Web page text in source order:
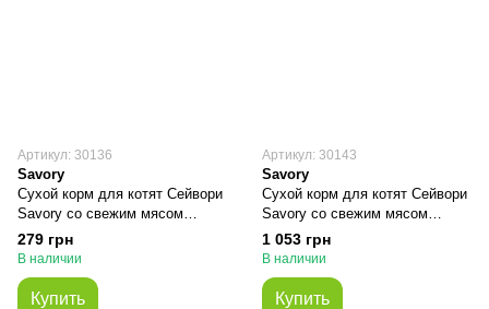
Артикул: 30136
Savory
Сухой корм для котят Сейвори
Savory со свежим мясом
индейки и курицы, 400 г
279 грн
В наличии
Купить
Артикул: 30143
Savory
Сухой корм для котят Сейвори
Savory со свежим мясом
индейки и курицы, 2 кг
1 053 грн
В наличии
Купить